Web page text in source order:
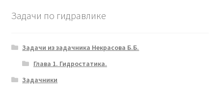
Задачи по гидравлике
Задачи из задачника Некрасова Б.Б.
Глава 1. Гидростатика.
Задачники